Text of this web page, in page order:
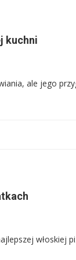
kuchni
ale jego
włoskiej